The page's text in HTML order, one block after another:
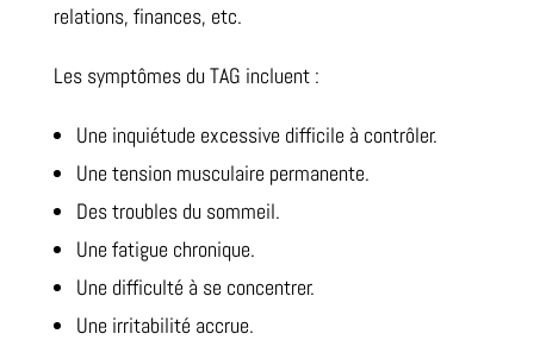
relations, finances, etc.
Les symptômes du TAG incluent :
Une inquiétude excessive difficile à contrôler.
Une tension musculaire permanente.
Des troubles du sommeil.
Une fatigue chronique.
Une difficulté à se concentrer.
Une irritabilité accrue.